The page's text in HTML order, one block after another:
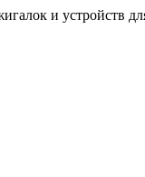
и устройств